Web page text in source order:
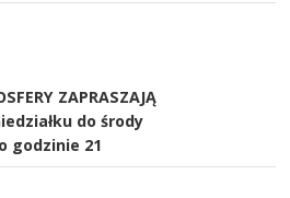
ZAPRASZAJĄ
do środy
godzinie 21